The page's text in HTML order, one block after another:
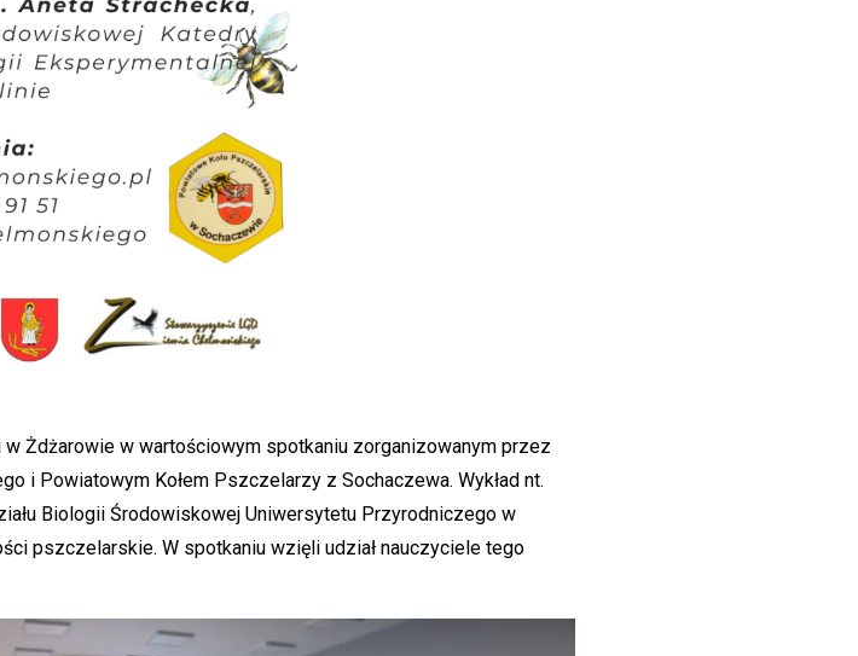
Żdżarowie w wartościowym spotkaniu zorganizowanym przez
i Powiatowym Kołem Pszczelarzy z Sochaczewa. Wykład nt.
Biologii Środowiskowej Uniwersytetu Przyrodniczego w
pszczelarskie. W spotkaniu wzięli udział nauczyciele tego